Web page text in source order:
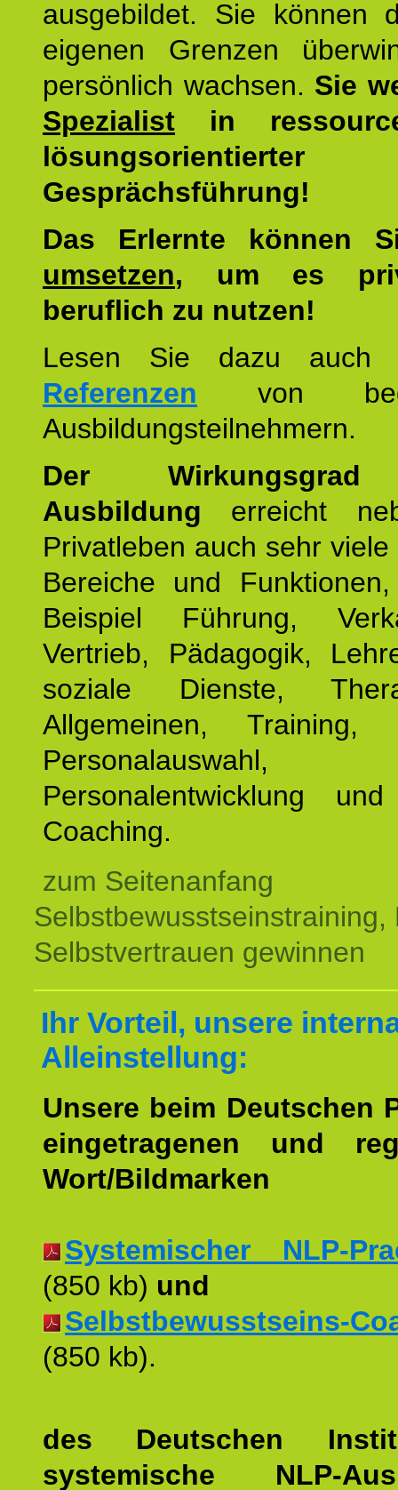
ausgebildet. Sie können
eigenen Grenzen
persönlich wachsen. Sie
Spezialist in
lösungsorientierter
Gesprächsführung!
Das Erlernte können
umsetzen, um es
beruflich zu nutzen!
Lesen Sie dazu
Referenzen von
Ausbildungsteilnehmern.
Der
Ausbildung erreicht
Privatleben auch sehr
Bereiche und
Beispiel Führung,
Vertrieb, Pädagogik,
soziale Dienste,
Allgemeinen, Training,
Personalauswahl,
Personalentwicklung
Coaching.
zum Seitenanfang
Selbstbewusstseinstraining,
Selbstvertrauen gewinnen
Ihr Vorteil, unsere
Alleinstellung:
Unsere beim Deutschen
eingetragenen und
Wort/Bildmarken
Systemischer NLP-
(850 kb) und
Selbstbewusstseins-
(850 kb).
des Deutschen
systemische NLP-